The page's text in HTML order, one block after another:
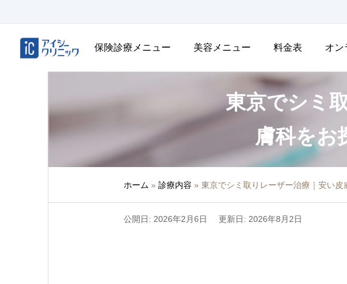
保険診療メニュー 美容メニュー 料金表 オン
東京でシミ
膚科をお
ホーム » 診療内容 » 東京でシミ取りレーザー治療｜安い皮
公開日: 2026年2月6日 更新日: 2026年8月2日